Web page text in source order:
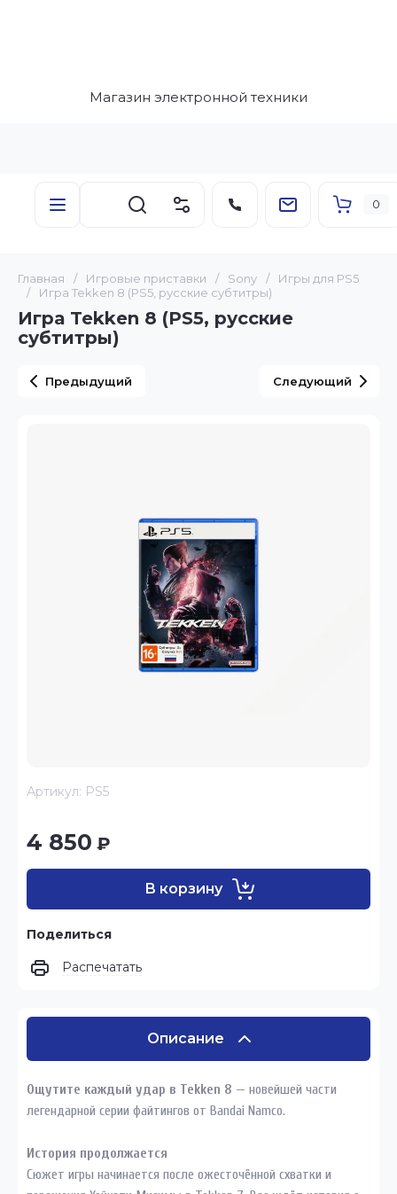
Магазин электронной техники
0
Главная / Игровые приставки / Sony /
Игры для PS5
/
Игра Tekken 8 (PS5, русские субтитры)
Игра Tekken 8 (PS5, русские
субтитры)
Предыдущий Следующий
Артикул: PS5
4 850 ₽
В корзину
Поделиться
Распечатать
Описание
Ощутите каждый удар в Tekken 8 — новейшей части
легендарной серии файтингов от Bandai Namco.
История продолжается
Сюжет игры начинается после ожесточённой схватки и